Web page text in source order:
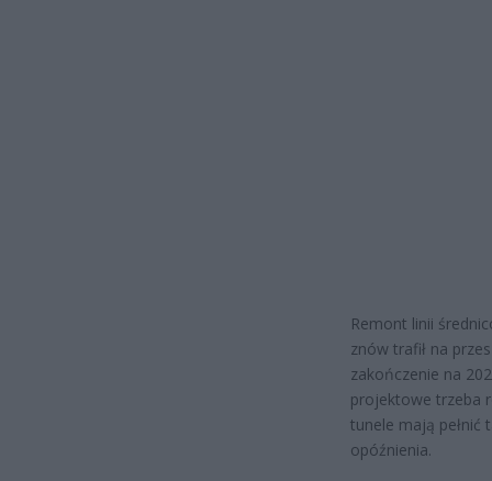
Remont linii
znów trafił na
zakończenie na
projektowe trzeba
tunele mają pełnić
opóźnienia.